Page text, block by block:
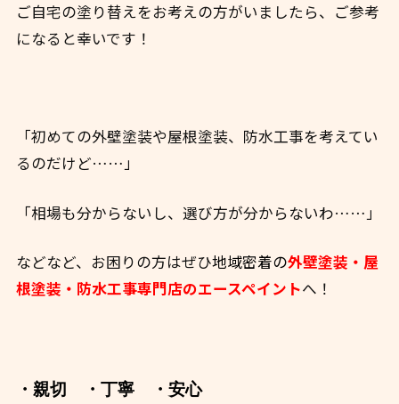
ご自宅の塗り替えをお考えの方がいましたら、ご参考
になると幸いです！
「初めての外壁塗装や屋根塗装、防水工事を考えてい
るのだけど……」
「相場も分からないし、選び方が分からないわ……」
などなど、お困りの方はぜひ地域密着の外壁塗装・屋
根塗装・防水工事専門店のエースペイントへ！
・親切 ・丁寧 ・安心